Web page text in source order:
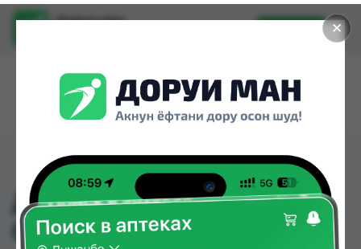
✕
Доруи ман
Установить
ДАВЕРИС ГЛ КАПЛИ
0,004% 2,5МЛ